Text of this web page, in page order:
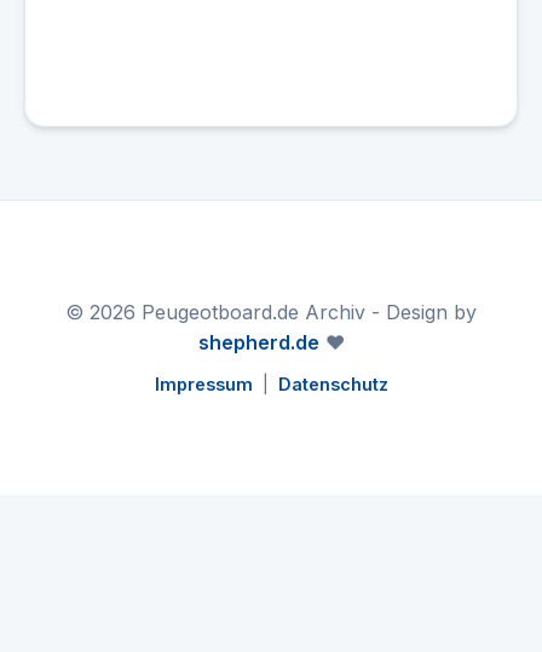
© 2026 Peugeotboard.de Archiv - Design by
shepherd.de ❤️
Impressum Datenschutz